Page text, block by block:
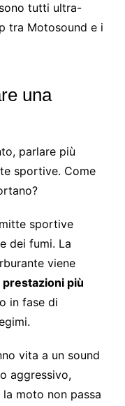
tutti ultra-
tra Motosound e i
una
parlare più
sportive. Come
sportive
dei fumi. La
viene
prestazioni più
in fase di
vita a un sound
aggressivo,
moto non passa